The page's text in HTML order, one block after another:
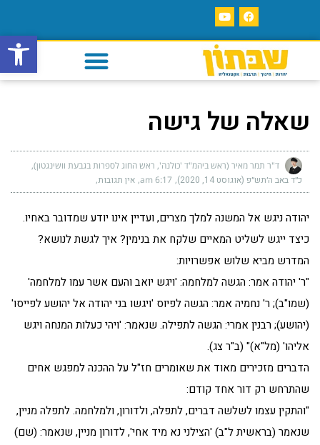
פתח
שאלה של גישה
ד"ר תמר מאיר (ראש ביהמ"ד 'כולנה', ראש החוג לספרות בגבעת וושינגטון)
כ״ד באב ה׳תש״פ (אוגוסט 14, 2020) 6:17 am אין תגובות
יהודה ניגש אל המשנה למלך מצרים, ועדיין אינו יודע שמדובר באחיו.
כיצד ייגש לשליט המאיים שלקח את בנימין? איך לגשת לנושא?
המדרש מביא שלוש אפשרויות:
"ר' יהודה אמר: הגשה למלחמה: 'ויגש יואב והעם אשר עמו למלחמה'
(שמו"ב); ר' נחמיה אמר: הגשה לפיוס 'ויגשו בני יהודה אל יהושע לפייסו'
(יהושע); רבנין אמרי: הגשה לתפילה. שנאמר: 'ויהי כעלות המנחה ויגש
אליהו' (מל"א)" (ב"ר צג).
הדברים מזכירים מאוד את שאומרים חז"ל על ההכנה למפגש אחים
שהתרחש רק דור אחד קודם:
"והתקין עצמו לשלשה דברים, לתפלה, ולדורון, ולמלחמה. לתפלה מניין,
שנאמר (בראשית ל"ב) 'הצילני נא מיד אחי', לדורון מניין, שנאמר: (שם)